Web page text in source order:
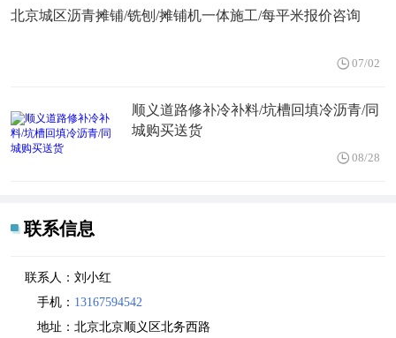
北京城区沥青摊铺/铣刨/摊铺机一体施工/每平米报价咨询
07/02
顺义道路修补冷补料/坑槽回填冷沥青/同
城购买送货
08/28
联系信息
联系人： 刘小红
手机： 13167594542
地址： 北京北京顺义区北务西路